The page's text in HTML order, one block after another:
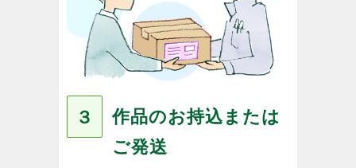
３
作品のお持込または
ご発送